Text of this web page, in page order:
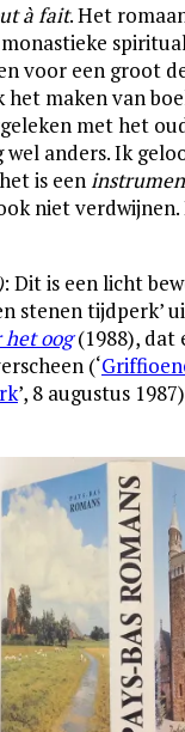
à fait. Het
voor een groot
het maken van
met het
anders. Ik
is een
niet verdwijnen.
: Dit is een licht
stenen tijdperk’
het oog(1988), dat
(‘
’, 8 augustus